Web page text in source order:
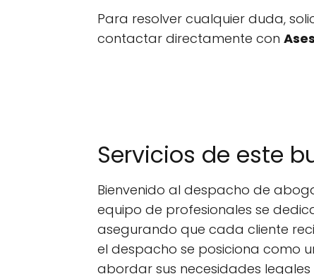
Para resolver cualquier duda,
contactar directamente con
Servicios de este
Bienvenido al despacho de
equipo de profesionales se
asegurando que cada cliente
el despacho se posiciona como
abordar sus necesidades